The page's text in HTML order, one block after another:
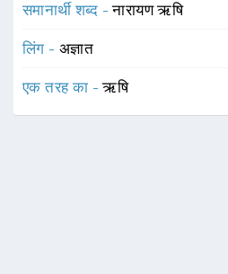
समानार्थी शब्द -नारायण ऋषि
लिंग - अज्ञात
एक तरह का -ऋषि